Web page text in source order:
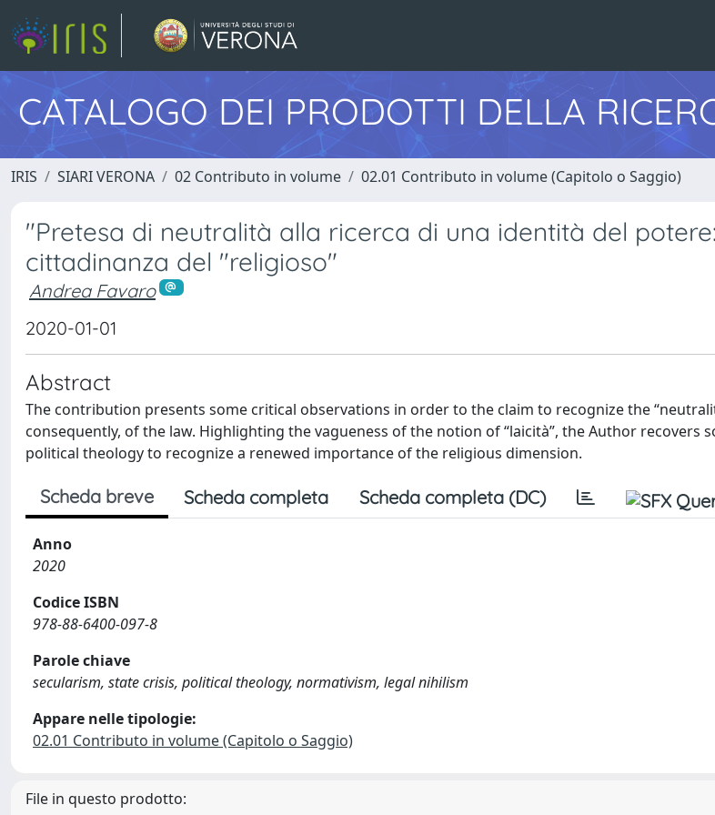
CATALOGO DEI PRODOTTI DELLA
IRIS SIARI VERONA 02 Contributo in volume 02.01 Contributo in volume (Capitolo o Saggio)
"Pretesa di neutralità alla ricerca di una identità del
cittadinanza del "religioso"
Andrea Favaro
2020-01-01
Abstract
The contribution presents some critical observations in order to the claim to recognize the
consequently, of the law. Highlighting the vagueness of the notion of “laicità”, the Author recovers
political theology to recognize a renewed importance of the religious dimension.
Scheda breve Scheda completa Scheda completa (DC)
Anno
2020
Codice ISBN
978-88-6400-097-8
Parole chiave
secularism, state crisis, political theology, normativism, legal nihilism
Appare nelle tipologie:
02.01 Contributo in volume (Capitolo o Saggio)
File in questo prodotto: